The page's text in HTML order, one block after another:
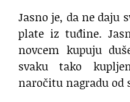
Jasno je, da ne daju
plate iz tuđine.
novcem kupuju
svaku tako
naročitu nagradu od